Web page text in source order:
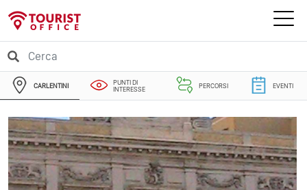
CARLENTINI
PUNTI DI
INTERESSE
PERCORSI EVENTI